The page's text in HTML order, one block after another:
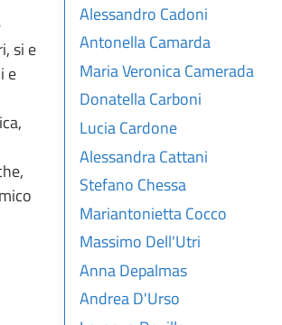
si e
e
Alessandro Cadoni
Antonella Camarda
Maria Veronica Camerada
Donatella Carboni
Lucia Cardone
Alessandra Cattani
Stefano Chessa
Mariantonietta Cocco
Massimo Dell'Utri
Anna Depalmas
Andrea D'Urso